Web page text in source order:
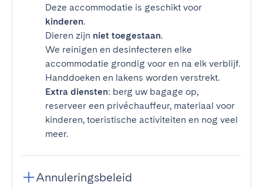
Deze accommodatie is geschikt voor
kinderen.
Dieren zijn niet toegestaan.
We reinigen en desinfecteren elke
accommodatie grondig voor en na elk verblijf.
Handdoeken en lakens worden verstrekt.
Extra diensten: berg uw bagage op,
reserveer een privéchauffeur, materiaal voor
kinderen, toeristische activiteiten en nog veel
meer.
Annuleringsbeleid